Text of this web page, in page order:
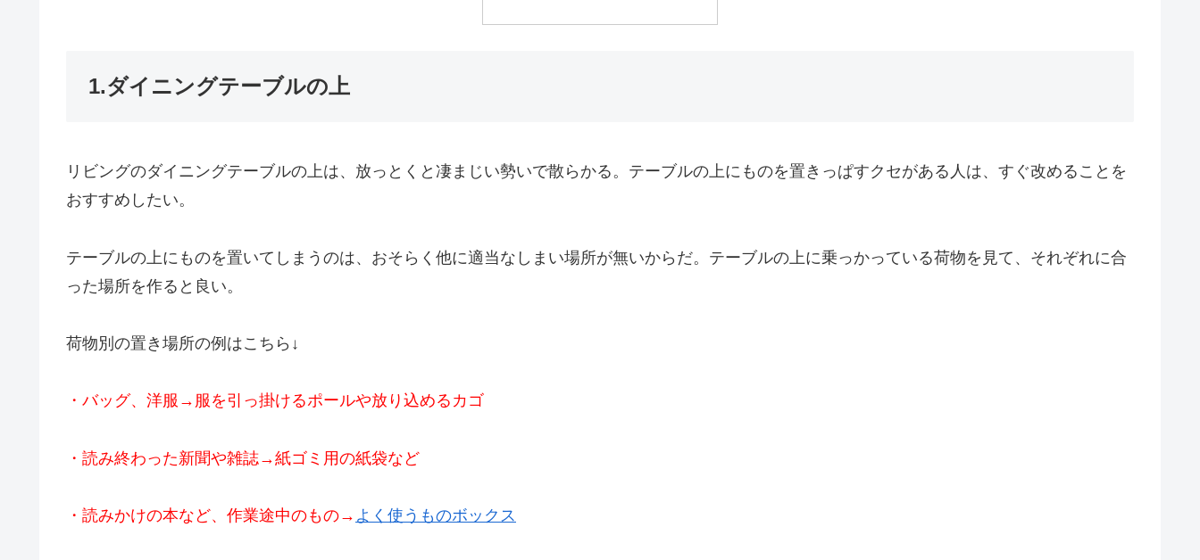
1.ダイニングテーブルの上
リビングのダイニングテーブルの上は、放っとくと凄まじい勢いで散らかる。テーブルの上にものを置きっぱすクセがある人は、すぐ改めることを
おすすめしたい。
テーブルの上にものを置いてしまうのは、おそらく他に適当なしまい場所が無いからだ。テーブルの上に乗っかっている荷物を見て、それぞれに合
った場所を作ると良い。
荷物別の置き場所の例はこちら↓
・バッグ、洋服→服を引っ掛けるポールや放り込めるカゴ
・読み終わった新聞や雑誌→紙ゴミ用の紙袋など
・読みかけの本など、作業途中のもの→ よく使うものボックス